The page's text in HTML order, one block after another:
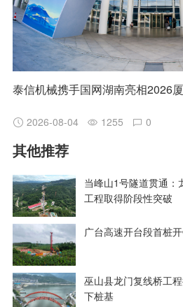
泰信机械携手国网湖南亮相2026
2026-08-04 1255 0
其他推荐
当峰山1号隧道贯通：
工程取得阶段性突破
广台高速开台段首桩
巫山县龙门复线桥工
下桩基